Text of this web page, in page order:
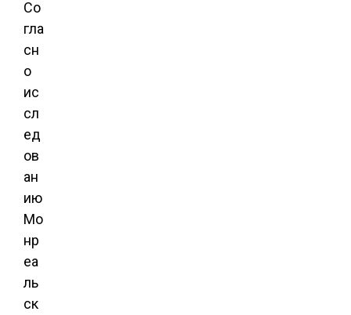
Со
гла
сн
о
ис
сл
ед
ов
ан
ию
Мо
нр
еа
ль
ск